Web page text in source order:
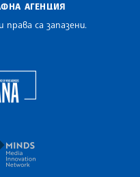
АГЕНЦИЯ
са запазени.
of the Balkan News Agencies